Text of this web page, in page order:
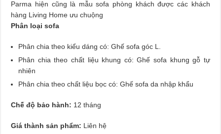
Parma hiện cũng là mẫu sofa phòng khách được các khách
hàng Living Home ưu chuộng
Phân loại sofa
Phân chia theo kiểu dáng có: Ghế sofa góc L.
Phân chia theo chất liệu khung có: Ghế sofa khung gỗ tự
nhiên
Phân chia theo chất liệu bọc có: Ghế sofa da nhập khẩu
Chế độ bảo hành: 12 tháng
Giá thành sản phẩm: Liên hệ